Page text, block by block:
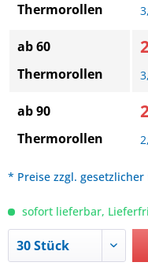
Thermorollen
ab 60
Thermorollen
ab 90
Thermorollen
* Preise zzgl. gesetzlicher
sofort lieferbar,